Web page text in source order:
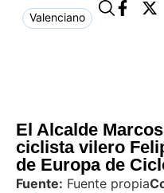
Valenciano
El Alcalde
ciclista vilero
de Europa de
Fuente: Fuente propia